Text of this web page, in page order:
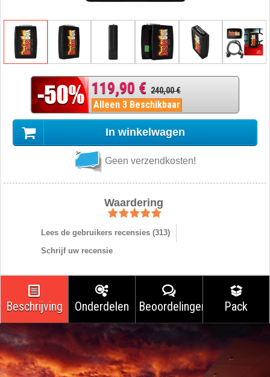
119,90 € 240,00 €
Alleen 3 Beschikbaar
In winkelwagen
Geen verzendkosten!
Waardering
Lees de gebruikers recensies (313)
Schrijf uw recensie
Beschrijving Onderdelen Beoordelingen Pack